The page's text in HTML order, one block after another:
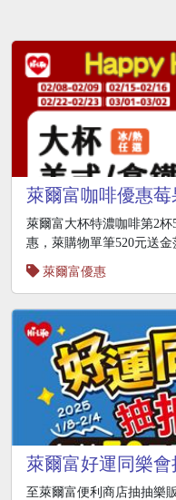
萊爾富咖啡優惠
萊爾富大杯特濃咖啡第2
惠，萊購物單筆520元送
萊爾富優惠
萊爾富好運同樂會
至萊爾富便利商店抽抽樂